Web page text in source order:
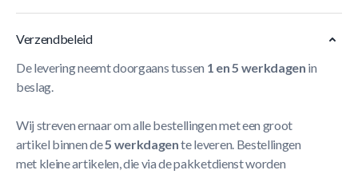
Verzendbeleid
De levering neemt doorgaans tussen 1 en 5 werkdagen in
beslag.
Wij streven ernaar om alle bestellingen met een groot
artikel binnen de5 werkdagente leveren. Bestellingen
met kleine artikelen, die via de pakketdienst worden